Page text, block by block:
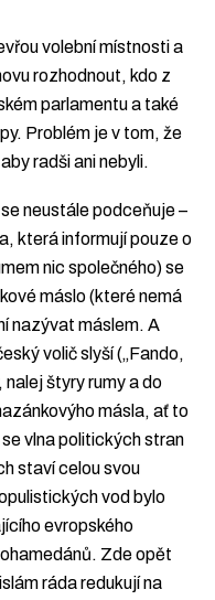
volební místnosti a
rozhodnout, kdo z
parlamentu a také
Problém je v tom, že
radši ani nebyli.
neustále podceňuje –
která informují pouze o
nic společného) se
máslo (které nemá
nazývat máslem. A
volič slyší („Fando,
štyry rumy a do
másla, ať to
vlna politických stran
staví celou svou
vod bylo
evropského
Zde opět
ráda redukují na